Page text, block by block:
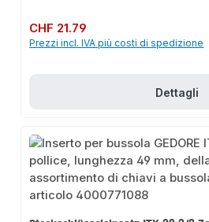
Prezzo normale:
CHF 21.79
Prezzi incl. IVA più costi di spedizione
Dettagli